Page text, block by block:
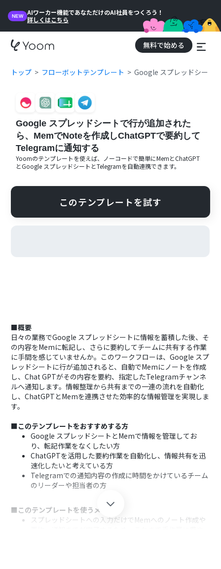
NEW
AIワーカー機能であなただけのAI社員をつくろう！
詳しくはこちら
無料で始める
トップ フローボットテンプレート Google スプレッドシート
Google スプレッドシートで行が追加された
ら、MemでNoteを作成しChatGPTで要約して
Telegramに通知する
Yoomのテンプレートを使えば、ノーコードで簡単にMemとChatGPT
とGoogle スプレッドシート とTelegramを自動連携できます。
このテンプレートを試す
■概要
日々の業務でGoogle スプレッドシートに情報を蓄積した後、そ
の内容をMemに転記し、さらに要約してチームに共有する作業
に手間を感じていませんか。このワークフローは、Google スプ
レッドシートに行が追加されると、自動でMemにノートを作成
し、Chat GPTがその内容を要約、指定したTelegramチャンネ
ルへ通知します。情報整理から共有までの一連の流れを自動化
し、ChatGPTとMemを連携させた効率的な情報管理を実現しま
す。
■このテンプレートをおすすめする方
Google スプレッドシートとMemで情報を管理してお
り、転記作業をなくしたい方
ChatGPTを活用した要約作業を自動化し、情報共有を迅
速化したいと考えている方
Telegramでの通知内容の作成に時間をかけているチーム
のリーダーや担当者の方
■このテンプレートを使うメリット
スプレッドシートへの入力だけでMemへのノート作成や